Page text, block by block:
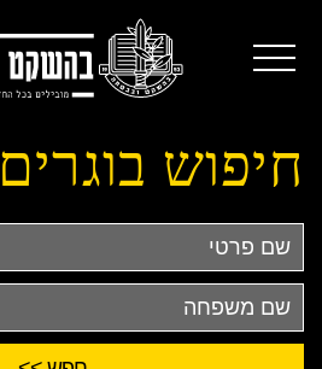
חיפוש בוגרים
שם
פרטי
שם
משפחה